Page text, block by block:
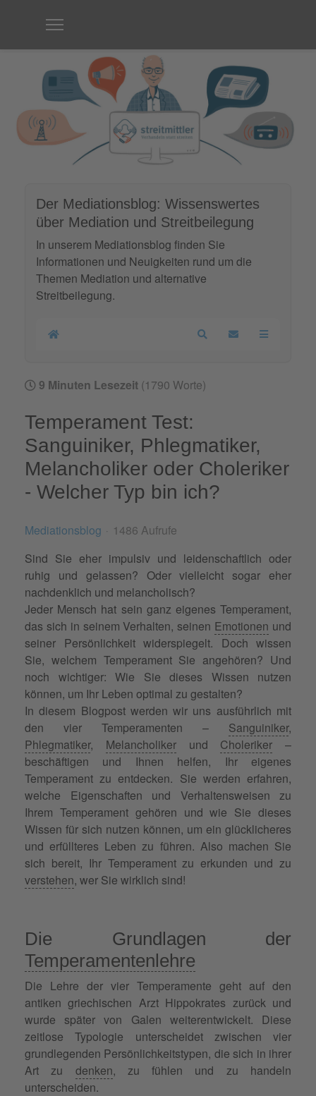
Der Mediationsblog: Wissenswertes
über Mediation und Streitbeilegung
In unserem Mediationsblog finden Sie
Informationen und Neuigkeiten rund um die
Themen Mediation und alternative
Streitbeilegung.
Home SearchUpdates
9 Minuten Lesezeit (1790 Worte)
Temperament Test:
Sanguiniker, Phlegmatiker,
Melancholiker oder Choleriker
- Welcher Typ bin ich?
Mediationsblog
1486 Aufrufe
Sind Sie eher impulsiv und leidenschaftlich oder
ruhig und gelassen? Oder vielleicht sogar eher
nachdenklich und melancholisch?
Jeder Mensch hat sein ganz eigenes Temperament,
das sich in seinem Verhalten, seinen Emotionen und
seiner Persönlichkeit widerspiegelt. Doch wissen
Sie, welchem Temperament Sie angehören? Und
noch wichtiger: Wie Sie dieses Wissen nutzen
können, um Ihr Leben optimal zu gestalten?
In diesem Blogpost werden wir uns ausführlich mit
den vier Temperamenten – Sanguiniker,
Phlegmatiker, Melancholikerund Choleriker –
beschäftigen und Ihnen helfen, Ihr eigenes
Temperament zu entdecken. Sie werden erfahren,
welche Eigenschaften und Verhaltensweisen zu
Ihrem Temperament gehören und wie Sie dieses
Wissen für sich nutzen können, um ein glücklicheres
und erfüllteres Leben zu führen. Also machen Sie
sich bereit, Ihr Temperament zu erkunden und zu
verstehen, wer Sie wirklich sind!
Die Grundlagen der
Temperamentenlehre
Die Lehre der vier Temperamente geht auf den
antiken griechischen Arzt Hippokrates zurück und
wurde später von Galen weiterentwickelt. Diese
zeitlose Typologie unterscheidet zwischen vier
grundlegenden Persönlichkeitstypen, die sich in ihrer
Art zu denken, zu fühlen und zu handeln
unterscheiden.